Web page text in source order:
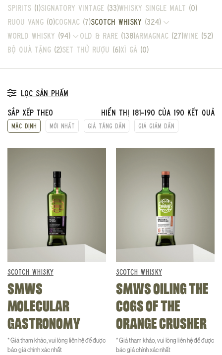
Spirits (1)Signatory Vintage (33)Whisky single malt (0)
Ruou vang (0)Cognac (7)Scotch Whisky (324)
World Whisky (94) Old & Rare (138)Armagnac (27)Wine (52)
Bộ Quà Tặng (2)Set thử rượu (6)Xì gà (0)
LỌC SẢN PHẨM
Hiển thị 181–190 của 190 kết quả
Sắp xếp theo
Mặc định Mới nhất Giá tăng dần Giá giảm dần
SCOTCH WHISKY
SMWS
MOLECULAR
GASTRONOMY
* Giá tham khảo, vui lòng liên hệ để được
báo giá chính xác nhất
SCOTCH WHISKY
SMWS OILING THE
COGS OF THE
ORANGE CRUSHER
* Giá tham khảo, vui lòng liên hệ để được
báo giá chính xác nhất